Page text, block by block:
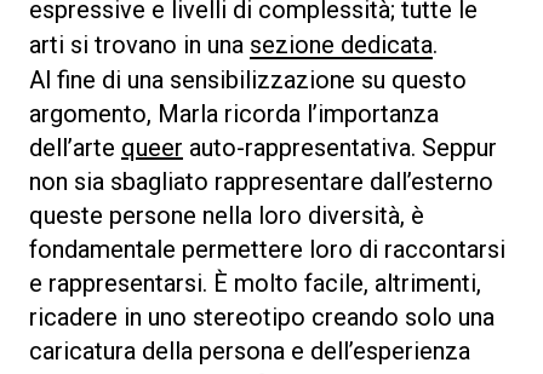
espressive e livelli di complessità; tutte le
arti si trovano in una sezione dedicata.
Al fine di una sensibilizzazione su questo
argomento, Marla ricorda l’importanza
dell’arte queer auto-rappresentativa. Seppur
non sia sbagliato rappresentare dall’esterno
queste persone nella loro diversità, è
fondamentale permettere loro di raccontarsi
e rappresentarsi. È molto facile, altrimenti,
ricadere in uno stereotipo creando solo una
caricatura della persona e dell’esperienza